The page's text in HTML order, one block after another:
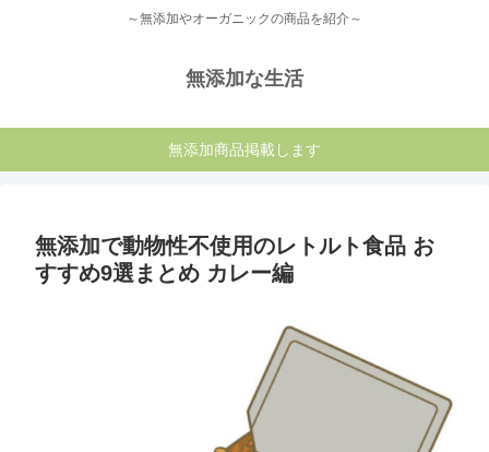
～無添加やオーガニックの商品を紹介～
無添加な生活
無添加商品掲載します
無添加で動物性不使用のレトルト食品 お
すすめ9選まとめ カレー編